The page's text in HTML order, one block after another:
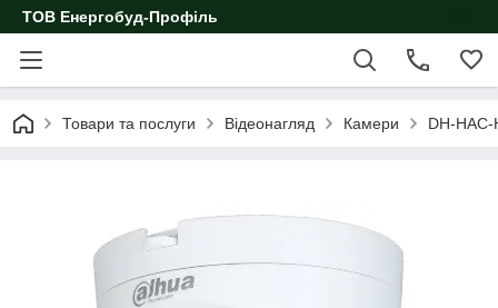
ТОВ Енергобуд-Профіль
Товари та послуги Відеонагляд Камери DH-